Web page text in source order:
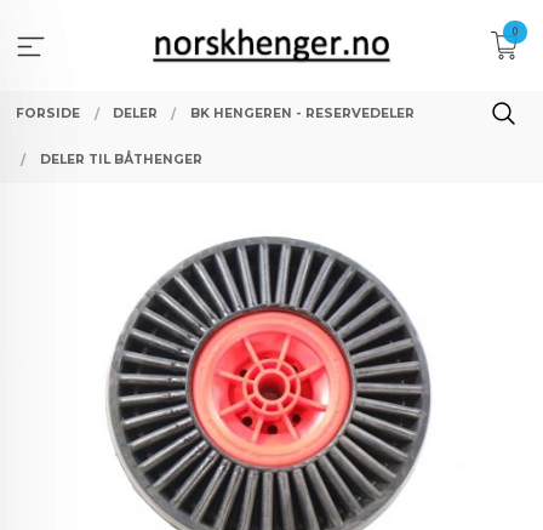
innholdet
0
FORSIDE DELER BK HENGEREN - RESERVEDELER
DELER TIL BÅTHENGER